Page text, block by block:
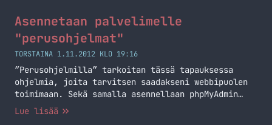
Asennetaan palvelimelle
"perusohjelmat"
TORSTAINA 1.11.2012 KLO 19:16
”Perusohjelmilla” tarkoitan tässä tapauksessa
ohjelmia, joita tarvitsen saadakseni webbipuolen
toimimaan. Sekä samalla asennellaan phpMyAdmin
sekä Webmin ja muuta mukavaa. Kaikki komennot
Lue lisää